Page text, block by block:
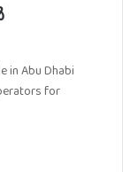
in Abu Dhabi
for